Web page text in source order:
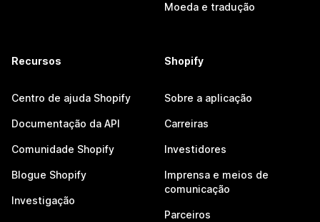
Moeda e tradução
Recursos
Centro de ajuda Shopify
Documentação da API
Comunidade Shopify
Blogue Shopify
Investigação
Shopify
Sobre a aplicação
Carreiras
Investidores
Imprensa e meios de
comunicação
Parceiros